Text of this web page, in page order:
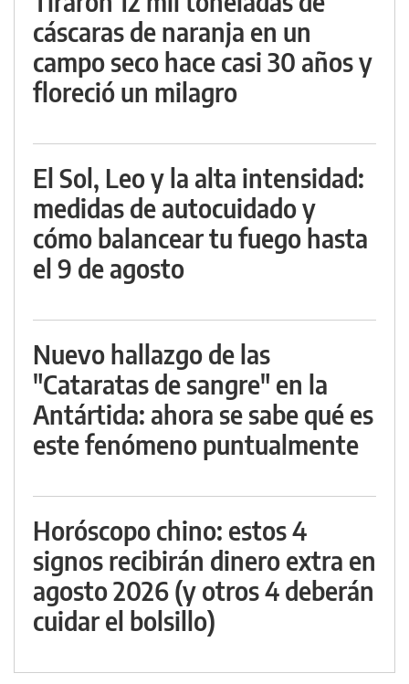
cáscaras de naranja en un
campo seco hace casi 30 años y
floreció un milagro
El Sol, Leo y la alta intensidad:
medidas de autocuidado y
cómo balancear tu fuego hasta
el 9 de agosto
Nuevo hallazgo de las
"Cataratas de sangre" en la
Antártida: ahora se sabe qué es
este fenómeno puntualmente
Horóscopo chino: estos 4
signos recibirán dinero extra en
agosto 2026 (y otros 4 deberán
cuidar el bolsillo)